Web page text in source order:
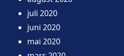
juli 2020
juni 2020
mai 2020